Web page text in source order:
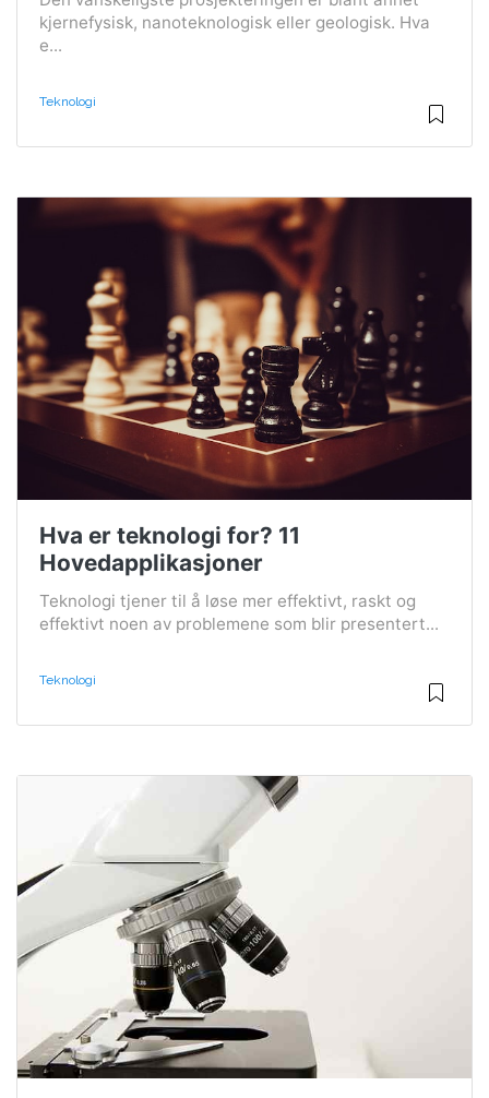
kjernefysisk, nanoteknologisk eller geologisk. Hva
e...
Teknologi
Hva er teknologi for? 11
Hovedapplikasjoner
Teknologi tjener til å løse mer effektivt, raskt og
effektivt noen av problemene som blir presentert...
Teknologi